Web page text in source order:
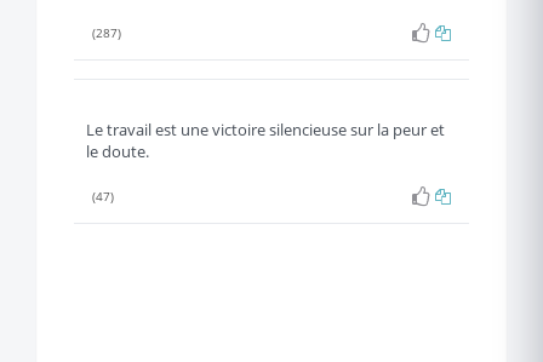
(287)
Le travail est une victoire silencieuse sur la peur et
le doute.
(47)